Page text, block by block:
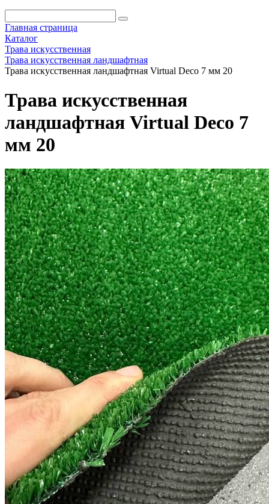
Главная страница
Каталог
Трава искусственная
Трава искусственная ландшафтная
Трава искусственная ландшафтная Virtual Deco 7 мм 20
Трава искусственная
ландшафтная Virtual Deco 7
мм 20